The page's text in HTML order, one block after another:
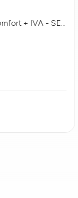
+ IVA - SE